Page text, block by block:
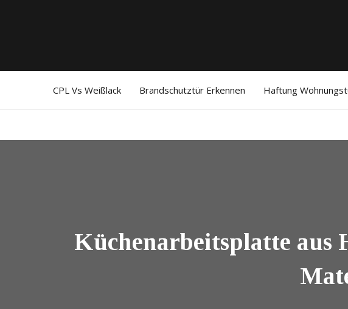
CPL Vs Weißlack Brandschutztür Erkennen Haftung
Küchenarbeitsplatte aus